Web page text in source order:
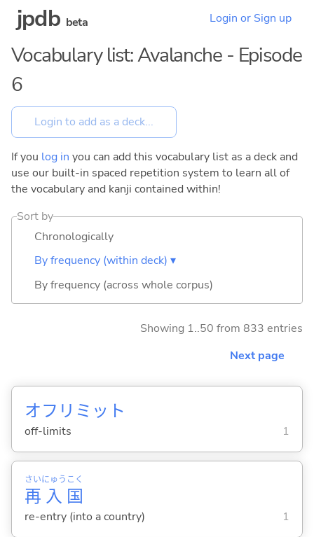
jpdb beta Login or Sign up
Vocabulary list: Avalanche - Episode
6
If you log in you can add this vocabulary list as a deck and
use our built-in spaced repetition system to learn all of
the vocabulary and kanji contained within!
Sort by
Chronologically
By frequency (within deck) ▾
By frequency (across whole corpus)
Showing 1..50 from 833 entries
Next page
オフリミット
off-limits 1
再
さい
入
にゅう
国
こく
re-entry (into a country) 1